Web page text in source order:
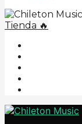
Tienda 🔥